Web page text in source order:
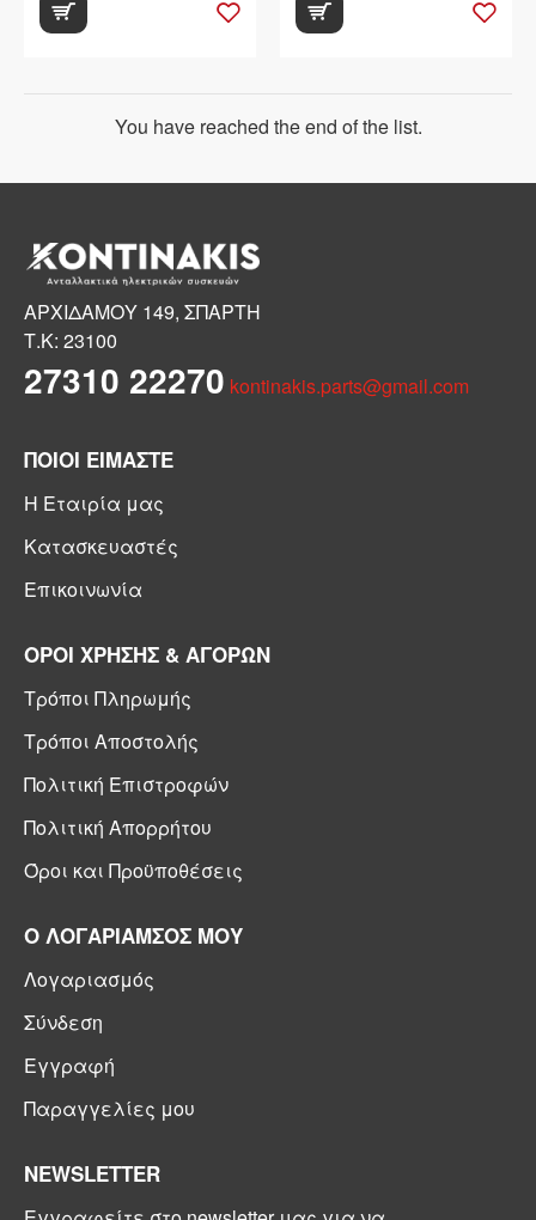
You have reached the end of the list.
ΑΡΧΙΔΑΜΟΥ 149, ΣΠΑΡΤΗ
Τ.Κ: 23100
27310 22270 kontinakis.parts@gmail.com
ΠΟΙΟΙ ΕΙΜΑΣΤΕ
Η Εταιρία μας
Κατασκευαστές
Επικοινωνία
ΟΡΟΙ ΧΡΗΣΗΣ & ΑΓΟΡΩΝ
Τρόποι Πληρωμής
Τρόποι Αποστολής
Πολιτική Επιστροφών
Πολιτική Απορρήτου
Όροι και Προϋποθέσεις
Ο ΛΟΓΑΡΙΑΜΣΟΣ ΜΟΥ
Λογαριασμός
Σύνδεση
Εγγραφή
Παραγγελίες μου
NEWSLETTER